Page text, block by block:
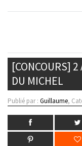
[CONCOURS] 2
DU MICHEL
Publié par : Guillaume,